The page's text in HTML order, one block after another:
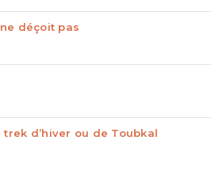
déçoit pas
d’hiver ou de Toubkal